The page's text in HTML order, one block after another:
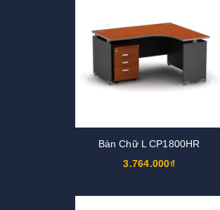
Bàn Chữ L CP1800HR
3.764.000₫